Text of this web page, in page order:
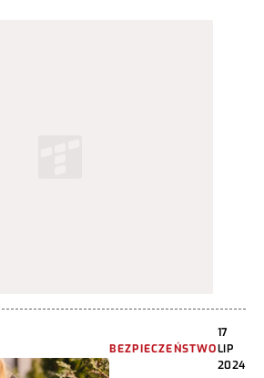
BEZPIECZEŃSTWO
17
LIP
2024